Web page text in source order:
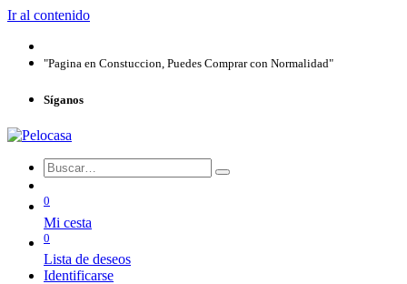
Ir al contenido
"Pagina en Constuccion, Puedes Comprar con Normalidad"
Síganos
0
Mi cesta
0
Lista de deseos
Identificarse